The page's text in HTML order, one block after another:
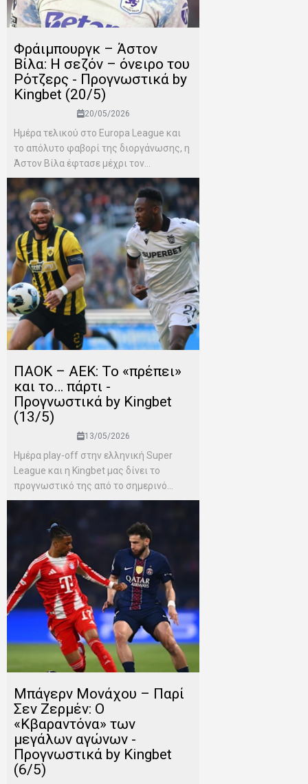
Φράιμπουργκ – Άστον
Βίλα: Η σεζόν – όνειρο του
Ρότζερς - Προγνωστικά by
Kingbet (20/5)
20/05/2026
Ημέρα τελικού στο Europa League και
το απόλυτο φαβορί της διοργάνωσης, η
Άστον Βίλα έφτασε μέχρι τον...
ΠΑΟΚ – ΑΕΚ: Το «πρέπει»
και το… πάρτι -
Προγνωστικά by Kingbet
(13/5)
13/05/2026
Ημέρα play-off στην ελληνική Super
League και η Kingbet μας δίνει το
προγνωστικό της από το σημερινό...
Μπάγερν Μονάχου – Παρί
Σεν Ζερμέν: Ο
«Κβαραντόνα» των
μεγάλων αγώνων -
Προγνωστικά by Kingbet
(6/5)